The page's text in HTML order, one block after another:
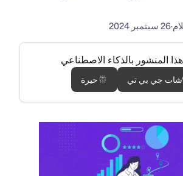
2024
بالذكاء الاصطناعي
جي بي تي حيرة